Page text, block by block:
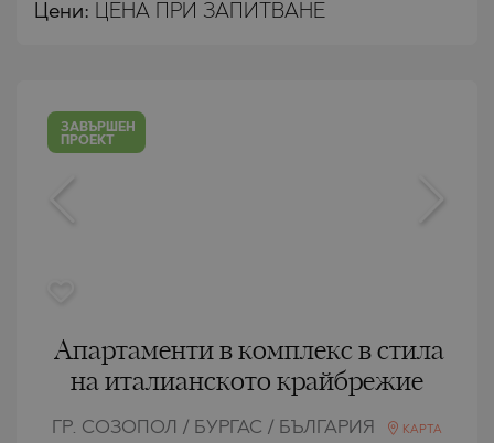
Цени: ЦЕНА ПРИ ЗАПИТВАНЕ
ЗАВЪРШЕН
ПРОЕКТ
Апартаменти в комплекс в стила
на италианското крайбрежие
ГР. СОЗОПОЛ / БУРГАС / БЪЛГАРИЯ КАРТА